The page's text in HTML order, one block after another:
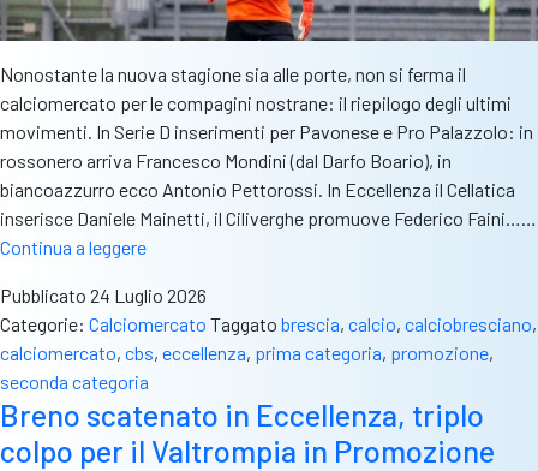
Nonostante la nuova stagione sia alle porte, non si ferma il
calciomercato per le compagini nostrane: il riepilogo degli ultimi
movimenti. In Serie D inserimenti per Pavonese e Pro Palazzolo: in
rossonero arriva Francesco Mondini (dal Darfo Boario), in
biancoazzurro ecco Antonio Pettorossi. In Eccellenza il Cellatica
inserisce Daniele Mainetti, il Ciliverghe promuove Federico Faini……
Continua a leggereTrattative
in
tutte
le
categorie:
il
riepilogo
Pubblicato 24 Luglio 2026
Categorie: Calciomercato Taggato brescia, calcio, calciobresciano,
calciomercato, cbs, eccellenza, prima categoria, promozione,
seconda categoria
Breno scatenato in Eccellenza, triplo
colpo per il Valtrompia in Promozione